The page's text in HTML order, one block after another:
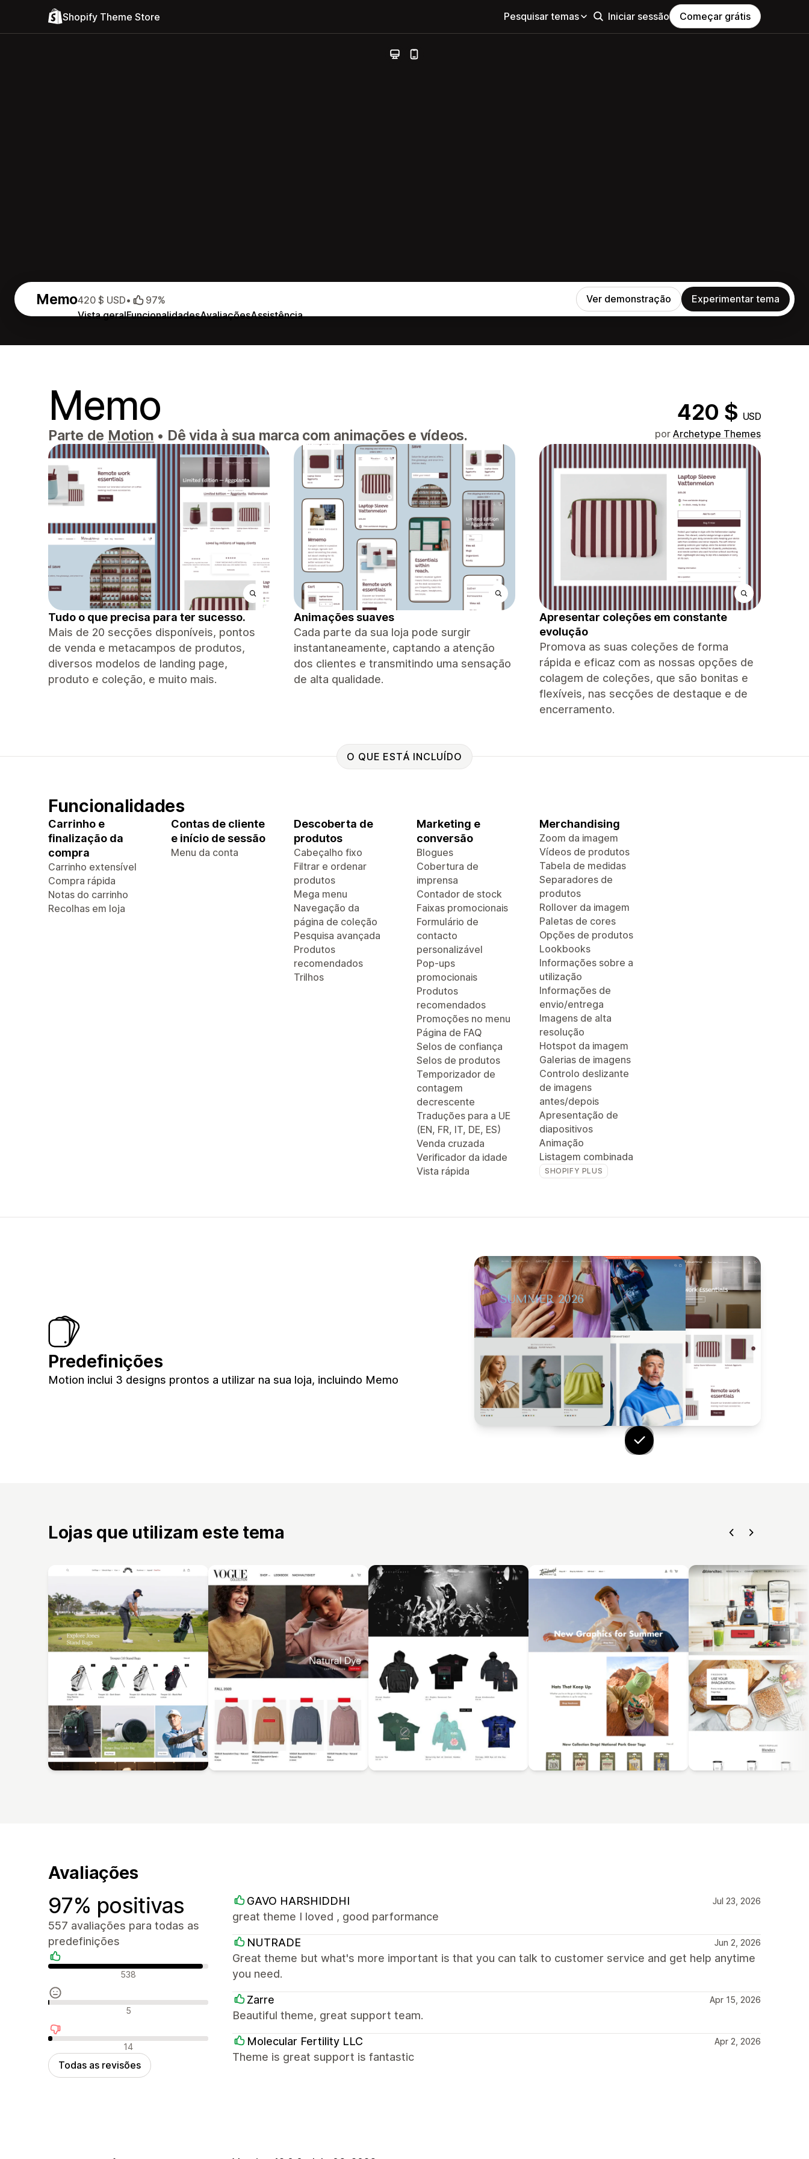
Shopify Theme Store Pesquisar temas Iniciar sessão Começar grátis
Memo
Vista geralFuncionalidadesAvaliaçõesAssistência
420 $ USD• 97% Ver demonstração Experimentar tema
Memo 420 $ USD
Parte de Motion • Dê vida à sua marca com animações e vídeos. por Archetype Themes
Tudo o que precisa para ter sucesso.
Mais de 20 secções disponíveis, pontos
de venda e metacampos de produtos,
diversos modelos de landing page,
produto e coleção, e muito mais.
Animações suaves
Cada parte da sua loja pode surgir
instantaneamente, captando a atenção
dos clientes e transmitindo uma sensação
de alta qualidade.
Apresentar coleções em constante
evolução
Promova as suas coleções de forma
rápida e eficaz com as nossas opções de
colagem de coleções, que são bonitas e
flexíveis, nas secções de destaque e de
encerramento.
O QUE ESTÁ INCLUÍDO
Funcionalidades
Carrinho e
finalização da
compra
Carrinho extensível
Compra rápida
Notas do carrinho
Recolhas em loja
Contas de cliente
e início de sessão
Menu da conta
Descoberta de
produtos
Cabeçalho fixo
Filtrar e ordenar
produtos
Mega menu
Navegação da
página de coleção
Pesquisa avançada
Produtos
recomendados
Trilhos
Marketing e
conversão
Blogues
Cobertura de
imprensa
Contador de stock
Faixas promocionais
Formulário de
contacto
personalizável
Pop-ups
promocionais
Produtos
recomendados
Promoções no menu
Página de FAQ
Selos de confiança
Selos de produtos
Temporizador de
contagem
decrescente
Traduções para a UE
(EN, FR, IT, DE, ES)
Venda cruzada
Verificador da idade
Vista rápida
Merchandising
Zoom da imagem
Vídeos de produtos
Tabela de medidas
Separadores de
produtos
Rollover da imagem
Paletas de cores
Opções de produtos
Lookbooks
Informações sobre a
utilização
Informações de
envio/entrega
Imagens de alta
resolução
Hotspot da imagem
Galerias de imagens
Controlo deslizante
de imagens
antes/depois
Apresentação de
diapositivos
Animação
Listagem combinada
SHOPIFY PLUS
Predefinições
Motion inclui 3 designs prontos a utilizar na sua loja, incluindo Memo
Lojas que utilizam este tema
Avaliações
97% positivas
557 avaliações para todas as
predefinições
Avaliações positivas
538
Avaliações neutras
5
Avaliações negativas
14
Todas as revisões
GAVO HARSHIDDHI Jul 23, 2026
great theme I loved , good parformance
NUTRADE Jun 2, 2026
Great theme but what's more important is that you can talk to customer service and get help anytime
you need.
Zarre Apr 15, 2026
Beautiful theme, great support team.
Molecular Fertility LLC Apr 2, 2026
Theme is great support is fantastic